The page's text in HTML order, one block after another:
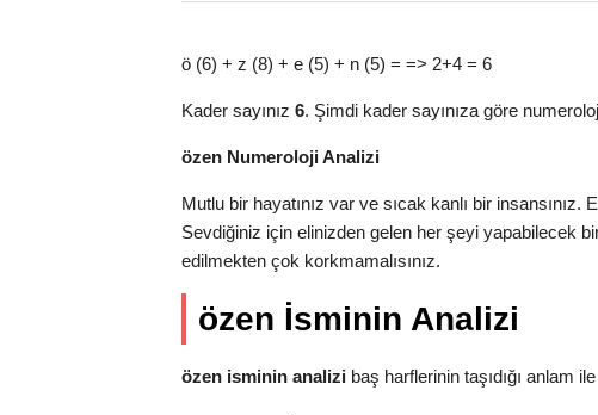
ö (6) + z (8) + e (5) + n (5) = => 2+4 = 6
Kader sayınız 6. Şimdi kader sayınıza göre
özen Numeroloji Analizi
Mutlu bir hayatınız var ve sıcak kanlı bir
Sevdiğiniz için elinizden gelen her şeyi yapabilecek
edilmekten çok korkmamalısınız.
özen İsminin Analizi
özen isminin analizi baş harflerinin taşıdığı anlam